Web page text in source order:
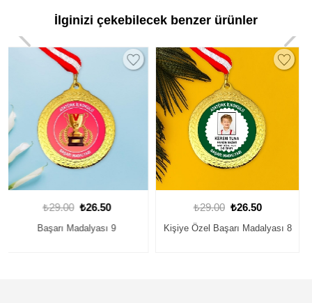
İlginizi çekebilecek benzer ürünler
₺29.00 ₺26.50
Kişiye Özel Başarı Madalyası 8
₺29.00 ₺26.50
Kişiye Özel Başarı Madalyası 2